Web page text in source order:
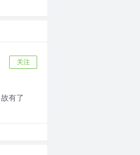
关注
有了